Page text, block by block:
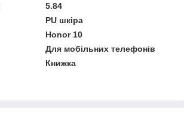
5.84
PU шкіра
Honor 10
Для мобільних телефонів
Книжка